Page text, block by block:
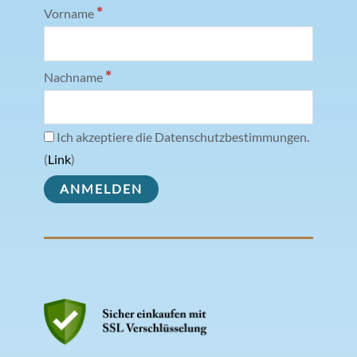
Vorname *
Nachname *
Ich akzeptiere die Datenschutzbestimmungen.
(Link)